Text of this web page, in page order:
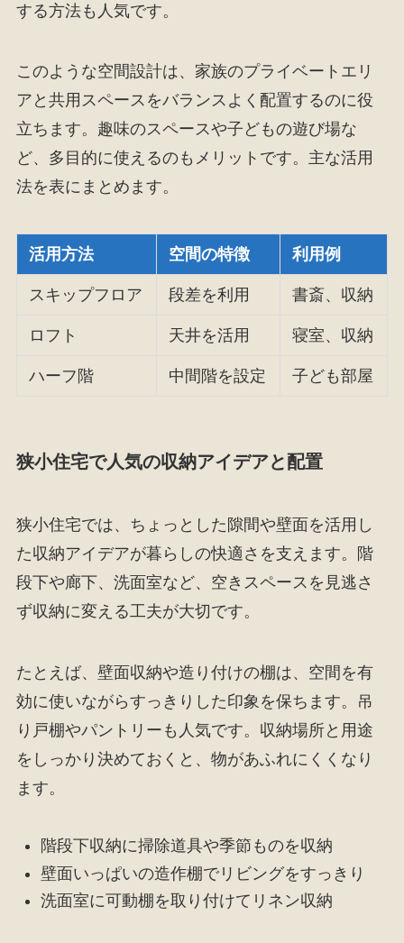
する方法も人気です。
このような空間設計は、家族のプライベートエリ
アと共用スペースをバランスよく配置するのに役
立ちます。趣味のスペースや子どもの遊び場な
ど、多目的に使えるのもメリットです。主な活用
法を表にまとめます。
活用方法 空間の特徴 利用例
スキップフロア 段差を利用 書斎、収納
ロフト 天井を活用 寝室、収納
ハーフ階 中間階を設定 子ども部屋
狭小住宅で人気の収納アイデアと配置
狭小住宅では、ちょっとした隙間や壁面を活用し
た収納アイデアが暮らしの快適さを支えます。階
段下や廊下、洗面室など、空きスペースを見逃さ
ず収納に変える工夫が大切です。
たとえば、壁面収納や造り付けの棚は、空間を有
効に使いながらすっきりした印象を保ちます。吊
り戸棚やパントリーも人気です。収納場所と用途
をしっかり決めておくと、物があふれにくくなり
ます。
階段下収納に掃除道具や季節ものを収納
壁面いっぱいの造作棚でリビングをすっきり
洗面室に可動棚を取り付けてリネン収納